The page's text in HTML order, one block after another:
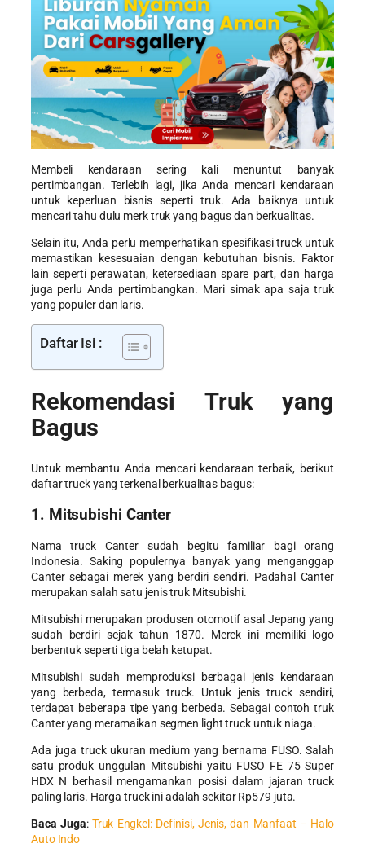
Membeli kendaraan sering kali menuntut banyak
pertimbangan. Terlebih lagi, jika Anda mencari kendaraan
untuk keperluan bisnis seperti truk. Ada baiknya untuk
mencari tahu dulu merktruk yang bagusdan berkualitas.
Selain itu, Anda perlu memperhatikan spesifikasi truck untuk
memastikan kesesuaian dengan kebutuhan bisnis. Faktor
lain seperti perawatan, ketersediaan spare part, dan harga
juga perlu Anda pertimbangkan. Mari simak apa saja truk
yang populer dan laris.
Daftar Isi :
Rekomendasi Truk yang
Bagus
Untuk membantu Anda mencari kendaraan terbaik, berikut
daftar truck yang terkenal berkualitas bagus:
1. Mitsubishi Canter
Nama truck Canter sudah begitu familiar bagi orang
Indonesia. Saking populernya banyak yang menganggap
Canter sebagai merek yang berdiri sendiri. Padahal Canter
merupakan salah satu jenis truk Mitsubishi.
Mitsubishi merupakan produsen otomotif asal Jepang yang
sudah berdiri sejak tahun 1870. Merek ini memiliki logo
berbentuk seperti tiga belah ketupat.
Mitsubishi sudah memproduksi berbagai jenis kendaraan
yang berbeda, termasuk truck. Untuk jenis truck sendiri,
terdapat beberapa tipe yang berbeda. Sebagai contoh truk
Canter yang meramaikan segmen light truck untuk niaga.
Ada juga truck ukuran medium yang bernama FUSO. Salah
satu produk unggulan Mitsubishi yaitu FUSO FE 75 Super
HDX N berhasil mengamankan posisi dalam jajaran truck
paling laris. Harga truck ini adalah sekitar Rp579 juta.
Baca Juga: Truk Engkel: Definisi, Jenis, dan Manfaat – Halo
Auto Indo